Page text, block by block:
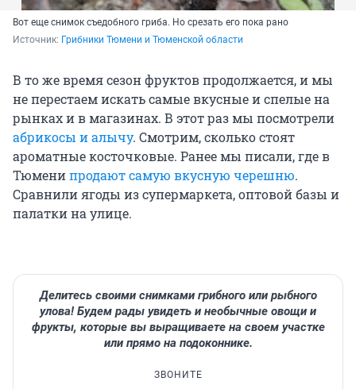
Вот еще снимок съедобного гриба. Но срезать его пока рано
Источник: Грибники Тюмени и Тюменской области
В то же время сезон фруктов продолжается, и мы
не перестаем искать самые вкусные и спелые на
рынках и в магазинах. В этот раз мы посмотрели
абрикосы и алычу. Смотрим, сколько стоят
ароматные косточковые. Ранее мы писали, где в
Тюменипродают самую вкусную черешню.
Сравнили ягоды из супермаркета, оптовой базы и
палатки на улице.
Делитесь своими снимками грибного или рыбного
улова! Будем рады увидеть и необычные овощи и
фрукты, которые вы выращиваете на своем участке
или прямо на подоконнике.
ЗВОНИТЕ